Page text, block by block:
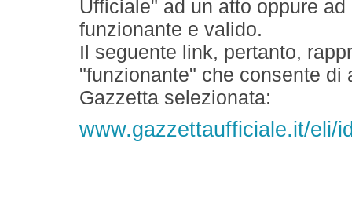
Ufficiale" ad un atto oppure
funzionante e valido.
Il seguente link, pertanto,
"funzionante" che consente
Gazzetta selezionata:
www.gazzettaufficiale.it/eli/